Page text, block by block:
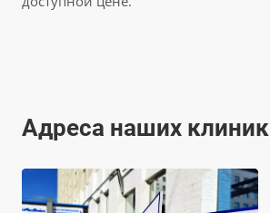
Адреса наших клиник